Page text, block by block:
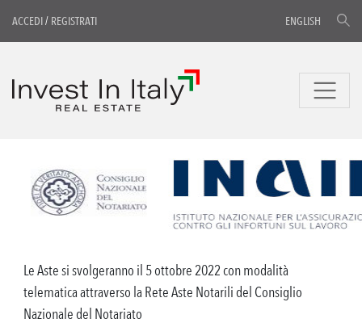
ACCEDI/ REGISTRATI ENGLISH
Le Aste si svolgeranno il 5 ottobre 2022 con modalità
telematica attraverso la Rete Aste Notarili del Consiglio
Nazionale del Notariato